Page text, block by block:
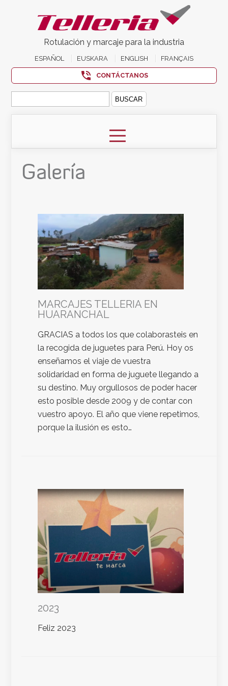
Rotulación y marcaje para la industria
ESPAÑOL EUSKARA ENGLISH FRANÇAIS
CONTÁCTANOS
Buscar:
Galería
MARCAJES TELLERIA EN
HUARANCHAL
GRACIAS a todos los que colaborasteis en
la recogida de juguetes para Perú. Hoy os
enseñamos el viaje de vuestra
solidaridad en forma de juguete llegando a
su destino. Muy orgullosos de poder hacer
esto posible desde 2009 y de contar con
vuestro apoyo. El año que viene repetimos,
porque la ilusión es esto…
2023
Feliz 2023